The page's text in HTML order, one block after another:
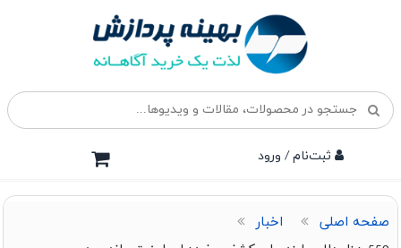
ثبت‌نام / ورود
صفحه اصلی
اخبار